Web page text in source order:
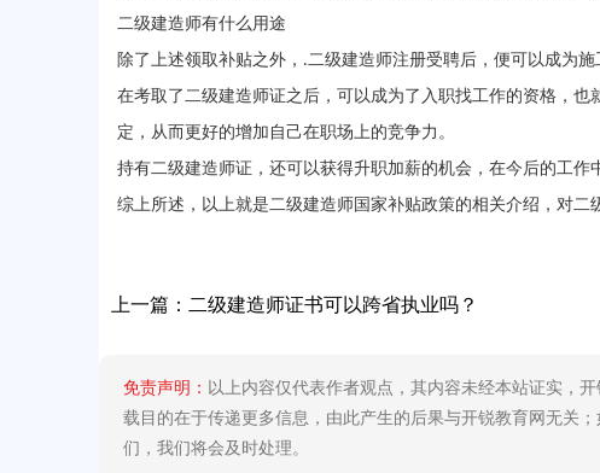
二级建造师有什么用途
除了上述领取补贴之外， .二级建造师注册受聘后，便可以成为
在考取了二级建造师证之后，可以成为了入职找工作的资格，
定，从而更好的增加自己在职场上的竞争力。
持有二级建造师证，还可以获得升职加薪的机会，在今后的工作
综上所述，以上就是二级建造师国家补贴政策的相关介绍，对二
上一篇： 二级建造师证书可以跨省执业吗？
免责声明： 以上内容仅代表作者观点，其内容未经本站证实，
载目的在于传递更多信息，由此产生的后果与开锐教育网无关
们，我们将会及时处理。